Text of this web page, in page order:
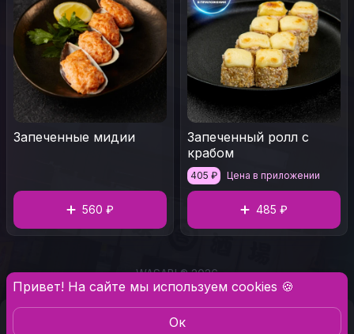
Запеченные мидии
560 ₽
Запеченный ролл с
крабом
405 ₽ Цена в приложении
485 ₽
WASABI ® 2026
Привет! На сайте мы используем cookies 🍪
Oк